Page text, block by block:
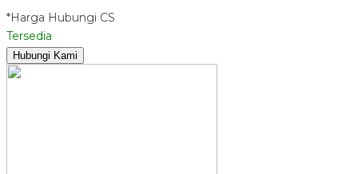
*Harga Hubungi CS
Tersedia
Hubungi Kami